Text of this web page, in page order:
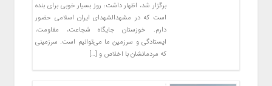
برگزار شد، اظهار داشت: روز بسیار خوبی برای بنده
است که در مشهدالشهدای ایران اسلامی حضور
دارم. خوزستان جایگاه شجاعت، مقاومت،
ایستادگی و سرزمین ما می‌توانیم است. سرزمینی
که مردمانشان با اخلاص و […]